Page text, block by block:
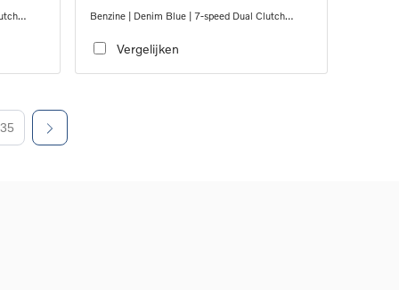
Benzine | Denim Blue | 7-speed Dual Clutch
Vergelijken
35